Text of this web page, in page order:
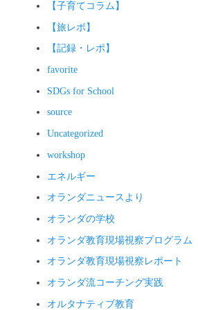
【子育てコラム】
【旅レポ】
【記録・レポ】
favorite
SDGs for School
source
Uncategorized
workshop
エネルギー
オランダニュースより
オランダの学校
オランダ教育現場視察プログラム
オランダ教育現場視察レポート
オランダ流コーチング実践
オルタナティブ教育